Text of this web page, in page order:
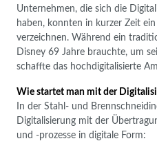
Unternehmen, die sich die
haben, konnten in kurzer Zeit
verzeichnen. Während ein
Disney 69 Jahre brauchte, um
schaffte das hochdigitalisierte
Wie startet man mit der
In der Stahl- und
Digitalisierung mit der
und -prozesse in digitale Form: